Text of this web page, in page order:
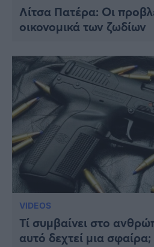
Λίτσα Πατέρα: Οι
οικονομικά των ζωδίων
VIDEOS
Τί συμβαίνει στο
αυτό δεχτεί μια σφαίρα;